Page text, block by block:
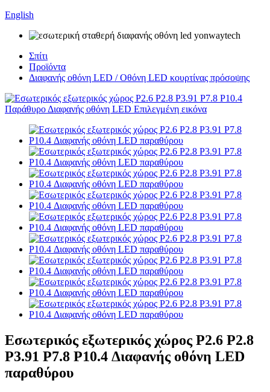
English
Σπίτι
Προϊόντα
Διαφανής οθόνη LED / Οθόνη LED κουρτίνας πρόσοψης
Εσωτερικός εξωτερικός χώρος P2.6 P2.8
P3.91 P7.8 P10.4 Διαφανής οθόνη LED
παραθύρου